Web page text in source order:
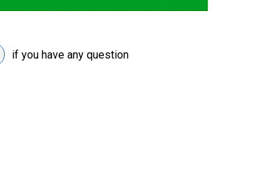
if you have any question